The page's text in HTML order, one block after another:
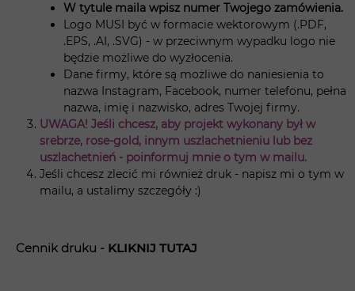
W tytule maila wpisz numer Twojego zamówienia.
Logo MUSI być w formacie wektorowym (.PDF,
.EPS, .AI, .SVG) - w przeciwnym wypadku logo nie
będzie możliwe do wyzłocenia.
Dane firmy, które są możliwe do naniesienia to
nazwa Instagram, Facebook, numer telefonu, pełna
nazwa, imię i nazwisko, adres Twojej firmy.
UWAGA! Jeśli chcesz, aby projekt wykonany był w
srebrze, rose-gold, innym uszlachetnieniu lub bez
uszlachetnień - poinformuj mnie o tym w mailu.
Jeśli chcesz zlecić mi również druk - napisz mi o tym w
mailu, a ustalimy szczegóły :)
Cennik druku - KLIKNIJ TUTAJ